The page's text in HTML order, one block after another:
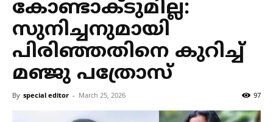
കോണ്ടാക്ടുമില്ല:
സുനിച്ചനുമായി
പിരിഞ്ഞതിനെ കുറിച്ച്
മഞ്ജു പത്രോസ്
By special editor - March 25, 2026 97